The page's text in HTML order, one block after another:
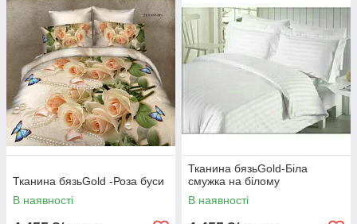
Тканина бязьGold -Роза буси
В наявності
Тканина бязьGold-Біла
смужка на білому
В наявності